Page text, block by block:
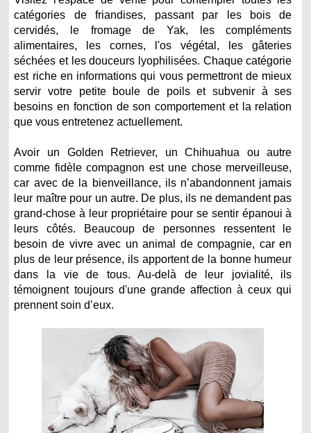
catégories de friandises, passant par les bois de
cervidés, le fromage de Yak, les compléments
alimentaires, les cornes, l'os végétal, les gâteries
séchées et les douceurs lyophilisées. Chaque catégorie
est riche en informations qui vous permettront de mieux
servir votre petite boule de poils et subvenir à ses
besoins en fonction de son comportement et la relation
que vous entretenez actuellement.
Avoir un Golden Retriever, un Chihuahua ou autre
comme fidèle compagnon est une chose merveilleuse,
car avec de la bienveillance, ils n’abandonnent jamais
leur maître pour un autre. De plus, ils ne demandent pas
grand-chose à leur propriétaire pour se sentir épanoui à
leurs côtés. Beaucoup de personnes ressentent le
besoin de vivre avec un animal de compagnie, car en
plus de leur présence, ils apportent de la bonne humeur
dans la vie de tous. Au-delà de leur jovialité, ils
témoignent toujours d'une grande affection à ceux qui
prennent soin d’eux.